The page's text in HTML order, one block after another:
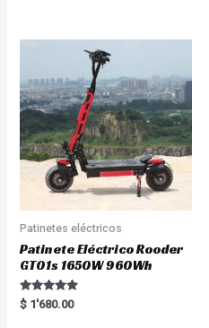
Patinetes eléctricos
Patinete Eléctrico Rooder
GT01s 1650W 960Wh
Rated
5.00
$ 1'680.00